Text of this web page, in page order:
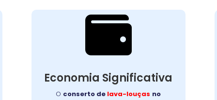

Economia Significativa
O conserto de lava-louças no
Custo-Benefício
Garantido
equipamento é simples e rápido. O